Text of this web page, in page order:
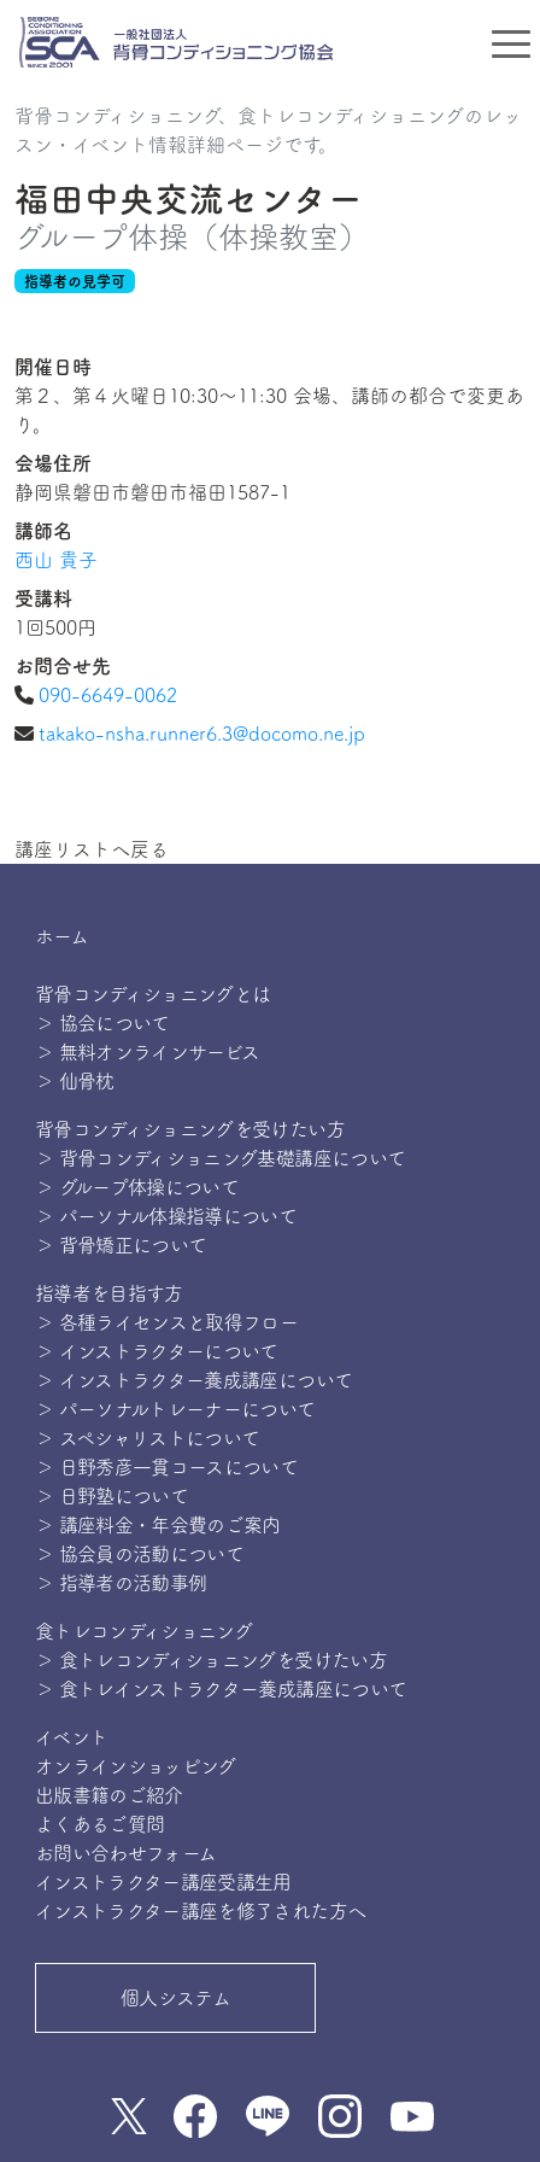
背骨コンディショニング、食トレコンディショニングのレッ
スン・イベント情報詳細ページです。
福田中央交流センター
グループ体操（体操教室）
指導者の見学可
開催日時
第２、第４火曜日10:30～11:30 会場、講師の都合で変更あ
り。
会場住所
静岡県磐田市磐田市福田1587-1
講師名
西山 貴子
受講料
1回500円
お問合せ先
090-6649-0062
takako-nsha.runner6.3@docomo.ne.jp
講座リストへ戻る
ホーム
背骨コンディショニングとは
＞ 協会について
＞ 無料オンラインサービス
＞ 仙骨枕
背骨コンディショニングを受けたい方
＞ 背骨コンディショニング基礎講座について
＞ グループ体操について
＞ パーソナル体操指導について
＞ 背骨矯正について
指導者を目指す方
＞ 各種ライセンスと取得フロー
＞ インストラクターについて
＞ インストラクター養成講座について
＞ パーソナルトレーナーについて
＞ スペシャリストについて
＞ 日野秀彦一貫コースについて
＞ 日野塾について
＞ 講座料金・年会費のご案内
＞ 協会員の活動について
＞ 指導者の活動事例
食トレコンディショニング
＞ 食トレコンディショニングを受けたい方
＞ 食トレインストラクター養成講座について
イベント
オンラインショッピング
出版書籍のご紹介
よくあるご質問
お問い合わせフォーム
インストラクター講座受講生用
インストラクター講座を修了された方へ
個人システム